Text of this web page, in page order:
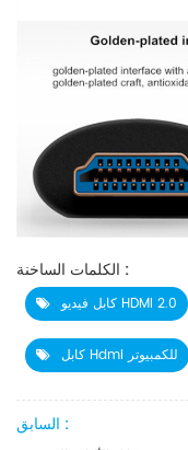
الكلمات الساخنة :
كابل فيديو HDMI 2.0
كابل Hdmi للكمبيوتر
السابق :